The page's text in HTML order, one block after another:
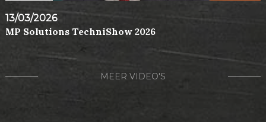
13/03/2026
MP Solutions TechniShow 2026
MEER VIDEO'S